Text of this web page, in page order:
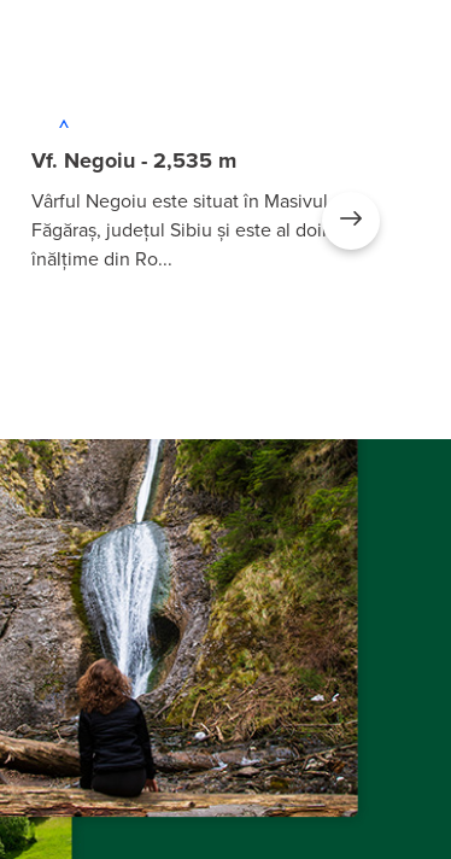
Vf. Negoiu - 2,535 m
Vârful Negoiu este situat în Masivul
Făgăraș, județul Sibiu și este al doilea ca
înălțime din Ro...